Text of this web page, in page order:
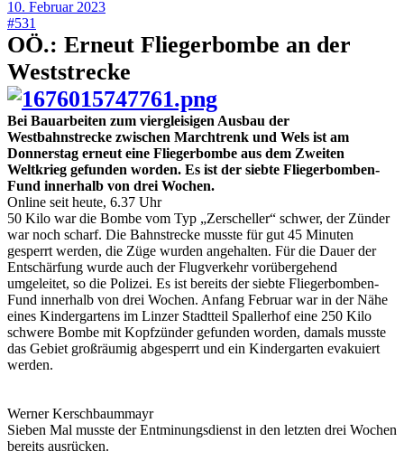
10. Februar 2023
#531
OÖ.: Erneut Fliegerbombe an der
Weststrecke
Bei Bauarbeiten zum viergleisigen Ausbau der
Westbahnstrecke zwischen Marchtrenk und Wels ist am
Donnerstag erneut eine Fliegerbombe aus dem Zweiten
Weltkrieg gefunden worden. Es ist der siebte Fliegerbomben-
Fund innerhalb von drei Wochen.
Online seit heute, 6.37 Uhr
50 Kilo war die Bombe vom Typ „Zerscheller“ schwer, der Zünder
war noch scharf. Die Bahnstrecke musste für gut 45 Minuten
gesperrt werden, die Züge wurden angehalten. Für die Dauer der
Entschärfung wurde auch der Flugverkehr vorübergehend
umgeleitet, so die Polizei. Es ist bereits der siebte Fliegerbomben-
Fund innerhalb von drei Wochen. Anfang Februar war in der Nähe
eines Kindergartens im Linzer Stadtteil Spallerhof eine 250 Kilo
schwere Bombe mit Kopfzünder gefunden worden, damals musste
das Gebiet großräumig abgesperrt und ein Kindergarten evakuiert
werden.
Werner Kerschbaummayr
Sieben Mal musste der Entminungsdienst in den letzten drei Wochen
bereits ausrücken.